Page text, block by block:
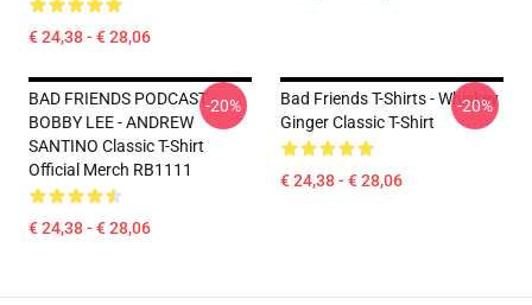
€ 24,38 - € 28,06
BAD FRIENDS PODCAST -
BOBBY LEE - ANDREW
SANTINO Classic T-Shirt
Official Merch RB1111
€ 24,38 - € 28,06
-20%
Bad Friends T-Shirts - Whiskey
Ginger Classic T-Shirt
€ 24,38 - € 28,06
-20%